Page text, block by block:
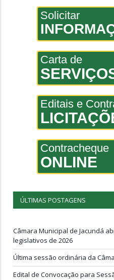
Solicitar
Carta de
Editais e
Contracheque
ONLINE
ÚLTIMAS POSTAGENS
Câmara Municipal de Jacundá
legislativos de 2026
Última sessão ordinária da
Edital de Convocação para